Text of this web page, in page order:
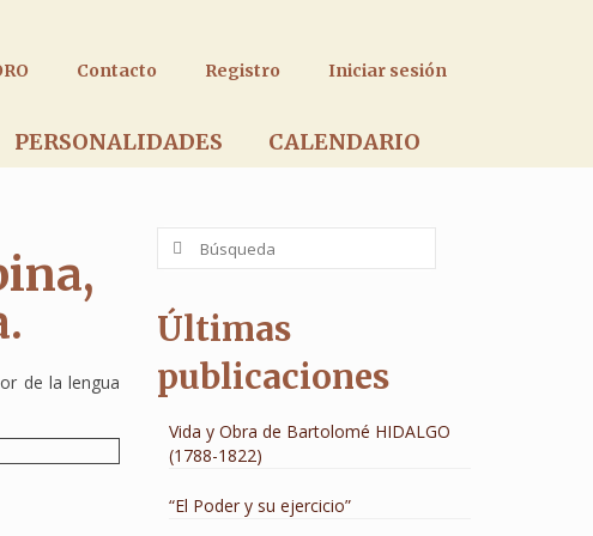
Contacto Registro Iniciar sesión
PERSONALIDADES CALENDARIO
de la lengua
Buscar
por:
Últimas
publicaciones
Vida y Obra de Bartolomé HIDALGO
(1788-1822)
“El Poder y su ejercicio”